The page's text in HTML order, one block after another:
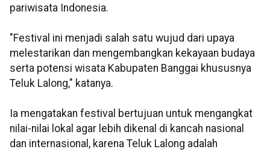
pariwisata Indonesia.
"Festival ini menjadi salah satu wujud dari upaya
melestarikan dan mengembangkan kekayaan budaya
serta potensi wisata Kabupaten Banggai khususnya
Teluk Lalong," katanya.
Ia mengatakan festival bertujuan untuk mengangkat
nilai-nilai lokal agar lebih dikenal di kancah nasional
dan internasional, karena Teluk Lalong adalah